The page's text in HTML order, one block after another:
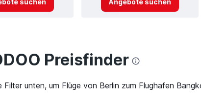
Preisfinder
Filter unten, um Flüge von Berlin zum Flughafen